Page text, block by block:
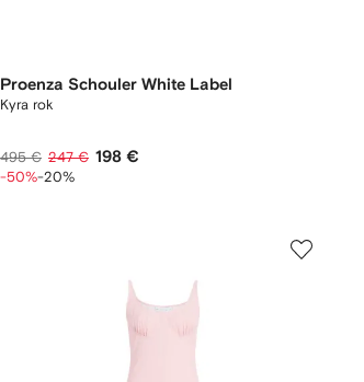
Proenza Schouler White Label
Kyra rok
495 € 247 € 198 €
-50%-20%